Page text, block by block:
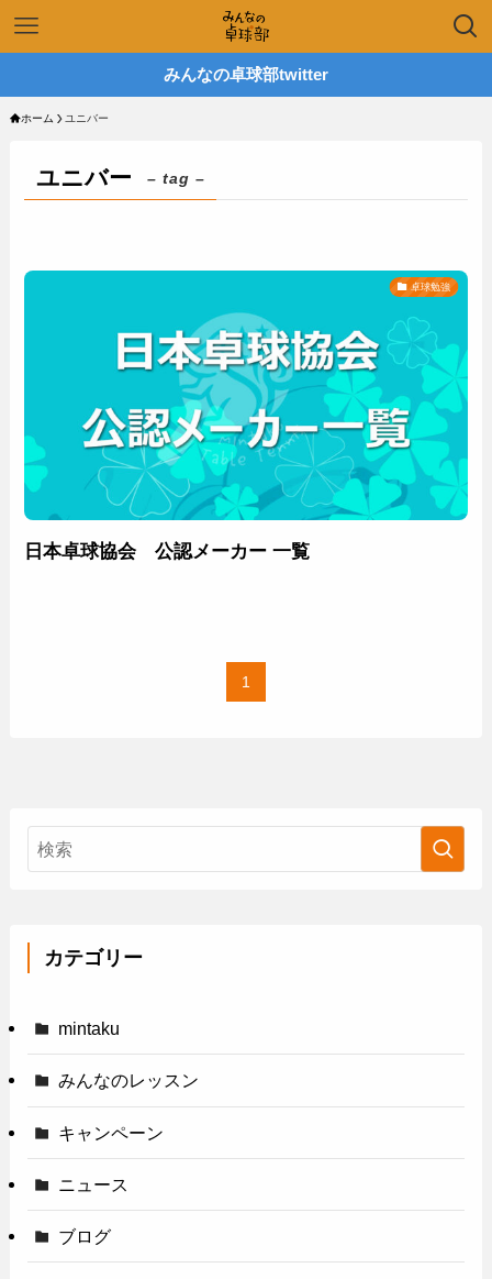
みんなの卓球部twitter
ホーム ユニバー
ユニバー – tag –
卓球勉強
日本卓球協会 公認メーカー 一覧
1
カテゴリー
mintaku
みんなのレッスン
キャンペーン
ニュース
ブログ